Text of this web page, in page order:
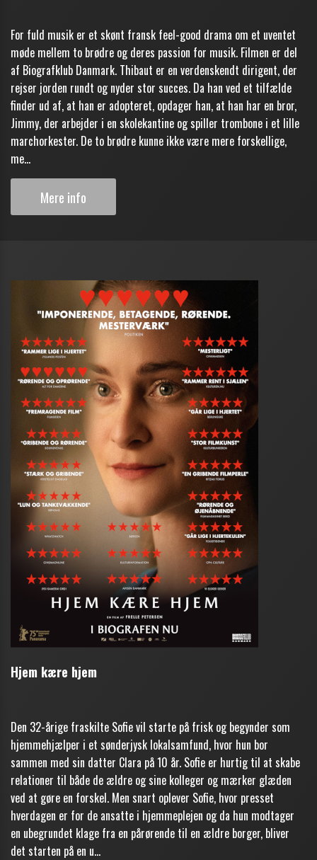
For fuld musik er et skønt fransk feel-good drama om et uventet
møde mellem to brødre og deres passion for musik. Filmen er del
af Biografklub Danmark. Thibaut er en verdenskendt dirigent, der
rejser jorden rundt og nyder stor succes. Da han ved et tilfælde
finder ud af, at han er adopteret, opdager han, at han har en bror,
Jimmy, der arbejder i en skolekantine og spiller trombone i et lille
marchorkester. De to brødre kunne ikke være mere forskellige,
me...
Mere info
Hjem kære hjem
Den 32-årige fraskilte Sofie vil starte på frisk og begynder som
hjemmehjælper i et sønderjysk lokalsamfund, hvor hun bor
sammen med sin datter Clara på 10 år. Sofie er hurtig til at skabe
relationer til både de ældre og sine kolleger og mærker glæden
ved at gøre en forskel. Men snart oplever Sofie, hvor presset
hverdagen er for de ansatte i hjemmeplejen og da hun modtager
en ubegrundet klage fra en pårørende til en ældre borger, bliver
det starten på en u...